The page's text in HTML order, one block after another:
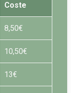
Coste
8,50€
10,50€
13€